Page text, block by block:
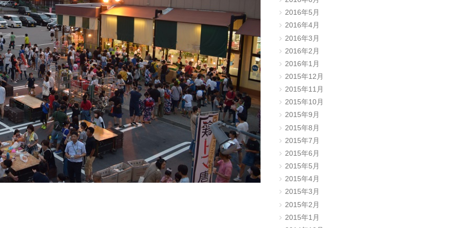
2016年5月
2016年4月
2016年3月
2016年2月
2016年1月
2015年12月
2015年11月
2015年10月
2015年9月
2015年8月
2015年7月
2015年6月
2015年5月
2015年4月
2015年3月
2015年2月
2015年1月